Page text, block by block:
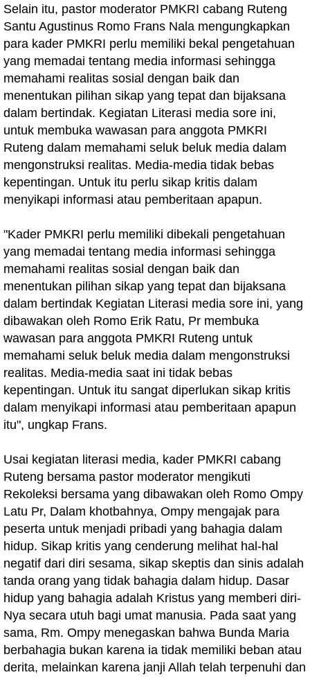
Selain itu, pastor moderator PMKRI cabang Ruteng
Santu Agustinus Romo Frans Nala mengungkapkan
para kader PMKRI perlu memiliki bekal pengetahuan
yang memadai tentang media informasi sehingga
memahami realitas sosial dengan baik dan
menentukan pilihan sikap yang tepat dan bijaksana
dalam bertindak. Kegiatan Literasi media sore ini,
untuk membuka wawasan para anggota PMKRI
Ruteng dalam memahami seluk beluk media dalam
mengonstruksi realitas. Media-media tidak bebas
kepentingan. Untuk itu perlu sikap kritis dalam
menyikapi informasi atau pemberitaan apapun.
"Kader PMKRI perlu memiliki dibekali pengetahuan
yang memadai tentang media informasi sehingga
memahami realitas sosial dengan baik dan
menentukan pilihan sikap yang tepat dan bijaksana
dalam bertindak Kegiatan Literasi media sore ini, yang
dibawakan oleh Romo Erik Ratu, Pr membuka
wawasan para anggota PMKRI Ruteng untuk
memahami seluk beluk media dalam mengonstruksi
realitas. Media-media saat ini tidak bebas
kepentingan. Untuk itu sangat diperlukan sikap kritis
dalam menyikapi informasi atau pemberitaan apapun
itu", ungkap Frans.
Usai kegiatan literasi media, kader PMKRI cabang
Ruteng bersama pastor moderator mengikuti
Rekoleksi bersama yang dibawakan oleh Romo Ompy
Latu Pr, Dalam khotbahnya, Ompy mengajak para
peserta untuk menjadi pribadi yang bahagia dalam
hidup. Sikap kritis yang cenderung melihat hal-hal
negatif dari diri sesama, sikap skeptis dan sinis adalah
tanda orang yang tidak bahagia dalam hidup. Dasar
hidup yang bahagia adalah Kristus yang memberi diri-
Nya secara utuh bagi umat manusia. Pada saat yang
sama, Rm. Ompy menegaskan bahwa Bunda Maria
berbahagia bukan karena ia tidak memiliki beban atau
derita, melainkan karena janji Allah telah terpenuhi dan